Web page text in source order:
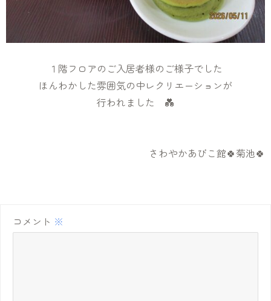
１階フロアのご入居者様のご様子でした
ほんわかした雰囲気の中レクリエーションが
行われました 💑
さわやかあびこ館🍀菊池🍀
コメント ※